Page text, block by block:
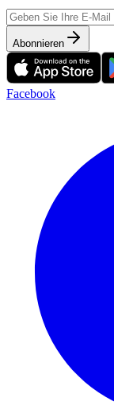
Abonnieren
Facebook